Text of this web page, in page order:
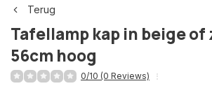
Terug
Tafellamp kap in beige of
56cm hoog
0/10 (0 Reviews)